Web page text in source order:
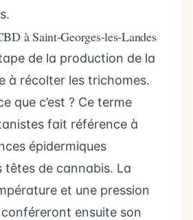
à Saint-Georges-les-Landes
de la production de la
à récolter les trichomes.
que c’est ? Ce terme
fait référence à
épidermiques
têtes de cannabis. La
et une pression
ensuite son